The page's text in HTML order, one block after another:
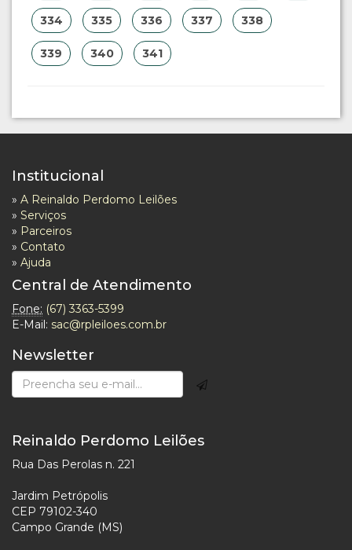
322 323 324 325 326
328 329 330
Institucional
» A Reinaldo Perdomo Leilões
» Serviços
»Parceiros
»
Contato
»Ajuda
Fone: (67) 3363-5399
E-Mail:sac@rpleiloes.com.br
Reinaldo Perdomo Leilões
Rua Das Perolas n. 221